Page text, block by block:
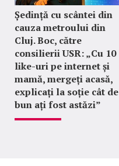
Ședință cu scântei din
cauza metroului din
Cluj. Boc, către
consilierii USR: „Cu 10
like-uri pe internet și
mamă, mergeți acasă,
explicați la soție cât de
bun ați fost astăzi”